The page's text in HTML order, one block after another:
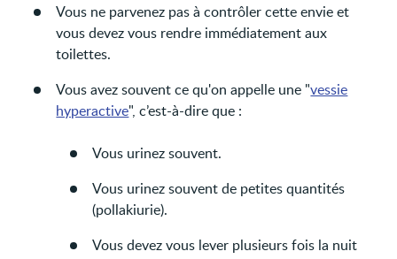
Vous ne parvenez pas à contrôler cette envie et
vous devez vous rendre immédiatement aux
toilettes.
Vous avez souvent ce qu'on appelle une "vessie
hyperactive", c’est-à-dire que :
Vous urinez souvent.
Vous urinez souvent de petites quantités
(pollakiurie).
Vous devez vous lever plusieurs fois la nuit